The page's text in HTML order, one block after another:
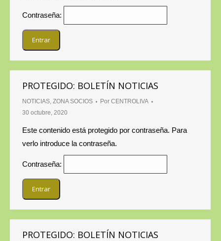
Contraseña:
PROTEGIDO: BOLETÍN NOTICIAS
NOTICIAS, ZONA SOCIOS Por CENTROLIVA
30 octubre, 2020
Este contenido está protegido por contraseña. Para
verlo introduce la contraseña.
Contraseña:
PROTEGIDO: BOLETÍN NOTICIAS